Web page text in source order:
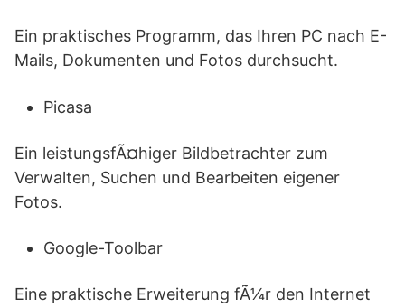
Ein praktisches Programm, das Ihren PC nach E-
Mails, Dokumenten und Fotos durchsucht.
Picasa
Ein leistungsfÃ¤higer Bildbetrachter zum
Verwalten, Suchen und Bearbeiten eigener
Fotos.
Google-Toolbar
Eine praktische Erweiterung fÃ¼r den Internet